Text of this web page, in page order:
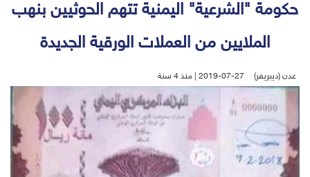
حكومة "الشرعية" اليمنية تتهم الحوثيين بنهب
الملايين من العملات الورقية الجديدة
عدن (ديبريفر) 2019-07-27 | منذ 4 سنة